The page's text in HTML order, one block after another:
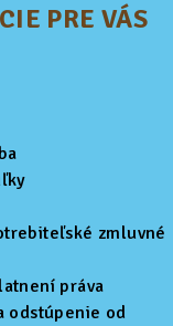
PRE VÁS
zmluvné
práva
odstúpenie od